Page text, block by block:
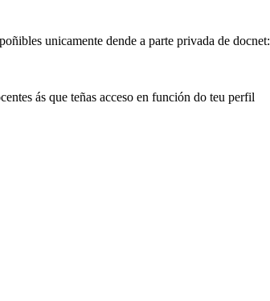
unicamente dende a parte privada de docnet:
ás que teñas acceso en función do teu perfil